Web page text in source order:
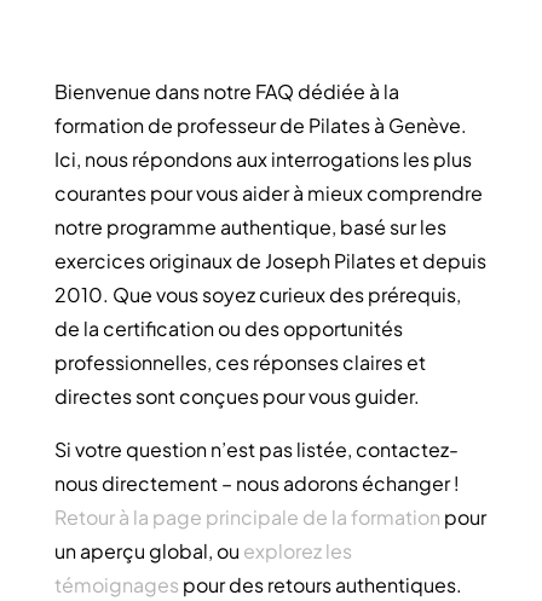
Bienvenue dans notre FAQ dédiée à la
formation de professeur de Pilates à Genève.
Ici, nous répondons aux interrogations les plus
courantes pour vous aider à mieux comprendre
notre programme authentique, basé sur les
exercices originaux de Joseph Pilates et depuis
2010. Que vous soyez curieux des prérequis,
de la certification ou des opportunités
professionnelles, ces réponses claires et
directes sont conçues pour vous guider.
Si votre question n’est pas listée, contactez-
nous directement – nous adorons échanger !
Retour à la page principale de la formationpour
un aperçu global, ouexplorez les
témoignagespour des retours authentiques.